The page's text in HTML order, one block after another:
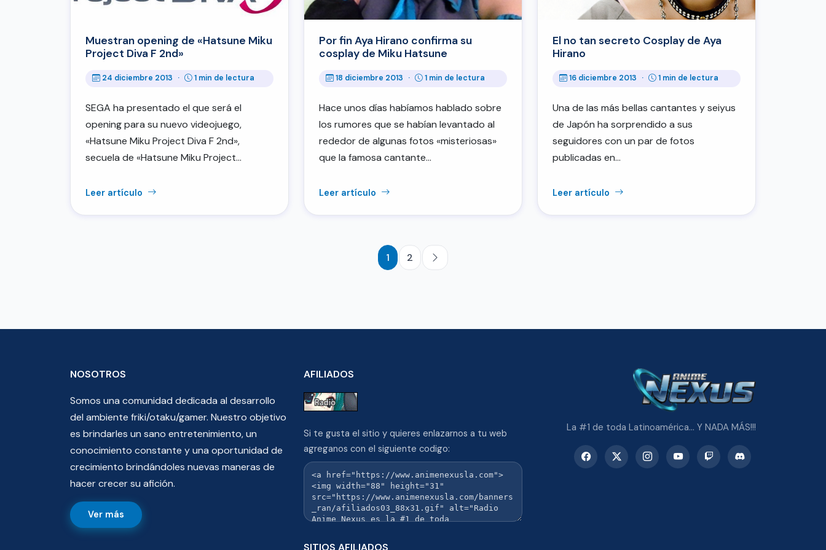
Muestran opening de «Hatsune Miku
Project Diva F 2nd»
24 diciembre 2013 · 1 min de lectura
SEGA ha presentado el que será el
opening para su nuevo videojuego,
«Hatsune Miku Project Diva F 2nd»,
secuela de «Hatsune Miku Project…
Leer artículo
Por fin Aya Hirano confirma su
cosplay de Miku Hatsune
18 diciembre 2013 · 1 min de lectura
Hace unos días habíamos hablado sobre
los rumores que se habían levantado al
rededor de algunas fotos «misteriosas»
que la famosa cantante…
Leer artículo
El no tan secreto Cosplay de Aya
Hirano
16 diciembre 2013 · 1 min de lectura
Una de las más bellas cantantes y seiyus
de Japón ha sorprendido a sus
seguidores con un par de fotos
publicadas en…
Leer artículo
1 2
NOSOTROS
Somos una comunidad dedicada al desarrollo
del ambiente friki/otaku/gamer. Nuestro objetivo
es brindarles un sano entretenimiento, un
conocimiento constante y una oportunidad de
crecimiento brindándoles nuevas maneras de
hacer crecer su afición.
Ver más
AFILIADOS
Si te gusta el sitio y quieres enlazarnos a tu web
agreganos con el siguiente codigo:
SITIOS AFILIADOS
La #1 de toda Latinoamérica... Y NADA MÁS!!!